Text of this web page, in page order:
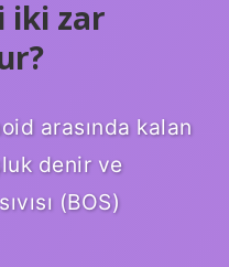
iki zar
arasında kalan
denir ve
(BOS)